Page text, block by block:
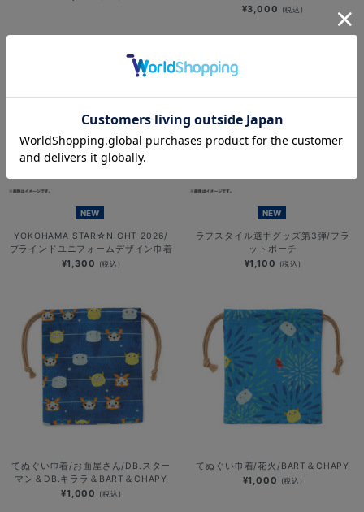
¥3,000 (税込)
NEW
YOKOHAMA STAR☆NIGHT 2026/
ブラインドユニフォームデザイン巾着
¥1,300 (税込)
NEW
ラフスタイル選手グッズ第3弾/フラ
ットポーチ
¥1,100 (税込)
てぬぐい巾着/お面屋さん/DB.スター
マン＆DB.キララ＆BART＆CHAPY
¥1,000 (税込)
てぬぐい巾着/花火/BART＆CHAPY
¥1,000 (税込)